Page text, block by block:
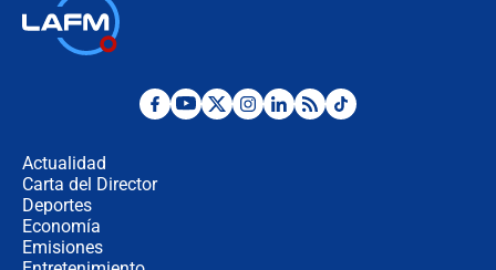
Desde dermatitis hasta infecciones:
Actualidad
Carta del Director
Deportes
Economía
Emisiones